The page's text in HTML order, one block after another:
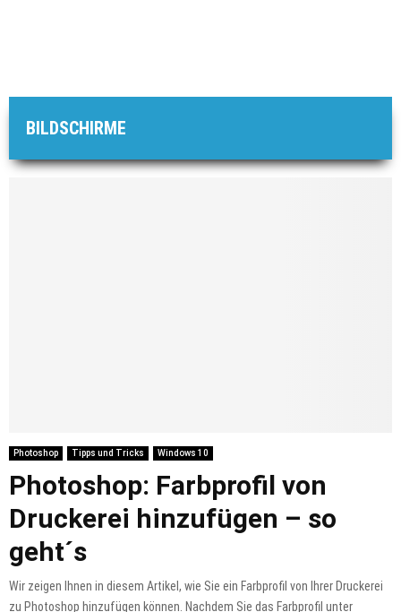
BILDSCHIRME
Photoshop Tipps und Tricks Windows 10
Photoshop: Farbprofil von
Druckerei hinzufügen – so
geht´s
Wir zeigen Ihnen in diesem Artikel, wie Sie ein Farbprofil von Ihrer Druckerei
zu Photoshop hinzufügen können. Nachdem Sie das Farbprofil unter